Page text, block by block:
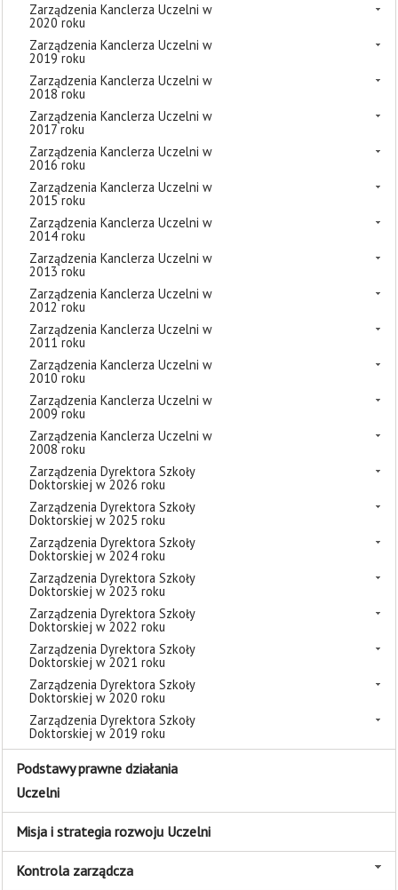
Zarządzenia Kanclerza Uczelni w
2020 roku
Zarządzenia Kanclerza Uczelni w
2019 roku
Zarządzenia Kanclerza Uczelni w
2018 roku
Zarządzenia Kanclerza Uczelni w
2017 roku
Zarządzenia Kanclerza Uczelni w
2016 roku
Zarządzenia Kanclerza Uczelni w
2015 roku
Zarządzenia Kanclerza Uczelni w
2014 roku
Zarządzenia Kanclerza Uczelni w
2013 roku
Zarządzenia Kanclerza Uczelni w
2012 roku
Zarządzenia Kanclerza Uczelni w
2011 roku
Zarządzenia Kanclerza Uczelni w
2010 roku
Zarządzenia Kanclerza Uczelni w
2009 roku
Zarządzenia Kanclerza Uczelni w
2008 roku
Zarządzenia Dyrektora Szkoły
Doktorskiej w 2026 roku
Zarządzenia Dyrektora Szkoły
Doktorskiej w 2025 roku
Zarządzenia Dyrektora Szkoły
Doktorskiej w 2024 roku
Zarządzenia Dyrektora Szkoły
Doktorskiej w 2023 roku
Zarządzenia Dyrektora Szkoły
Doktorskiej w 2022 roku
Zarządzenia Dyrektora Szkoły
Doktorskiej w 2021 roku
Zarządzenia Dyrektora Szkoły
Doktorskiej w 2020 roku
Zarządzenia Dyrektora Szkoły
Doktorskiej w 2019 roku
Podstawy prawne działania
Uczelni
Misja i strategia rozwoju Uczelni
Kontrola zarządcza